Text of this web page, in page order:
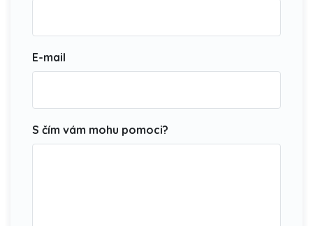
E-mail
S čím vám mohu pomoci?